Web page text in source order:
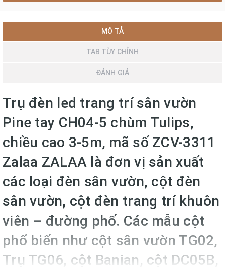
MÔ TẢ
TAB TÙY CHỈNH
ĐÁNH GIÁ
Trụ đèn led trang trí sân vườn
Pine tay CH04-5 chùm Tulips,
chiều cao 3-5m, mã số ZCV-3311
Zalaa ZALAA là đơn vị sản xuất
các loại đèn sân vườn, cột đèn
sân vườn, cột đèn trang trí khuôn
viên – đường phố. Các mẫu cột
phổ biến như cột sân vườn TG02,
Trụ TG06, cột Banian, cột DC05B,